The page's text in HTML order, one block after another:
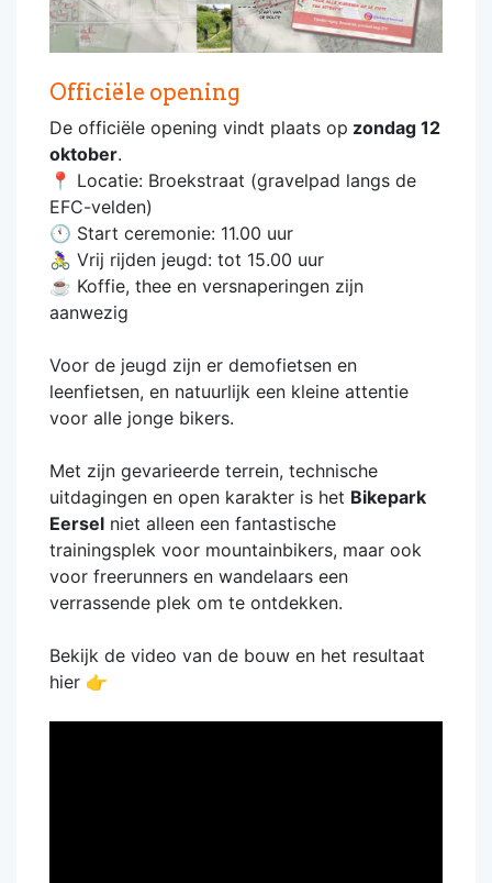
Officiële opening
De officiële opening vindt plaats op zondag 12
oktober.
📍 Locatie: Broekstraat (gravelpad langs de
EFC-velden)
🕚 Start ceremonie: 11.00 uur
🚴‍♀️ Vrij rijden jeugd: tot 15.00 uur
☕ Koffie, thee en versnaperingen zijn
aanwezig
Voor de jeugd zijn er demofietsen en
leenfietsen, en natuurlijk een kleine attentie
voor alle jonge bikers.
Met zijn gevarieerde terrein, technische
uitdagingen en open karakter is het Bikepark
Eersel niet alleen een fantastische
trainingsplek voor mountainbikers, maar ook
voor freerunners en wandelaars een
verrassende plek om te ontdekken.
Bekijk de video van de bouw en het resultaat
hier 👉